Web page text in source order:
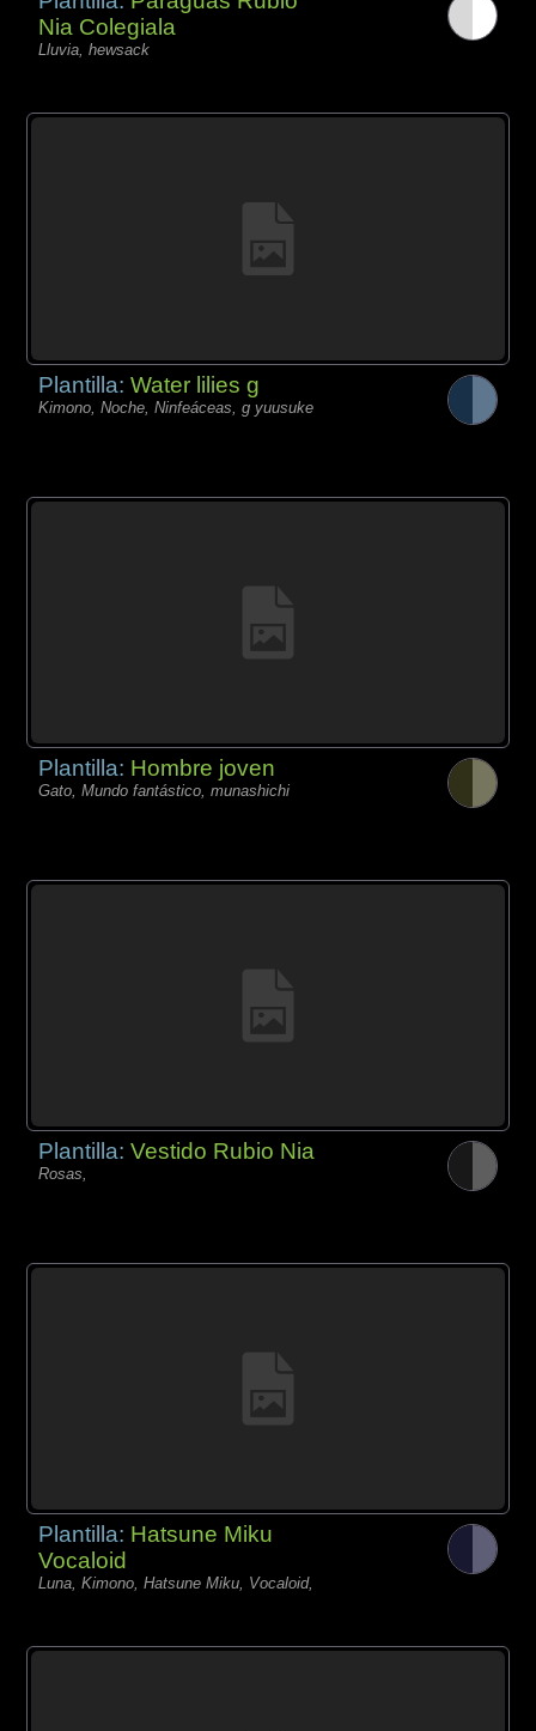
Nia Colegiala
Lluvia, hewsack
Plantilla:Water lilies g
Kimono, Noche, Ninfeáceas, g yuusuke
Plantilla: Hombre joven
Gato, Mundo fantástico, munashichi
Plantilla:Vestido Rubio Nia
Rosas,
Plantilla: Hatsune Miku
Vocaloid
Luna, Kimono, Hatsune Miku, Vocaloid,